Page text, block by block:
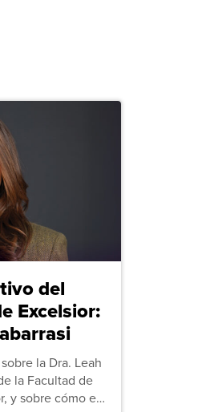
del
Excelsior:
la Dra. Leah
la Facultad de
y sobre cómo el